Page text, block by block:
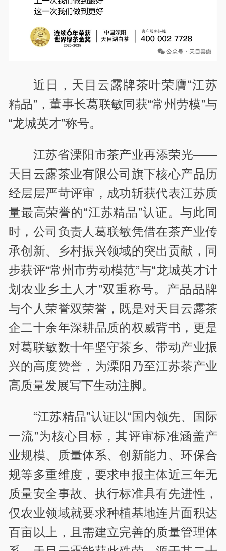
近日，天目云露牌茶叶荣膺“江苏
精品”，董事长葛联敏同获“常州劳模”与
“龙城英才”称号。
江苏省溧阳市茶产业再添荣光——
天目云露茶业有限公司旗下核心产品历
经层层严苛评审，成功斩获代表江苏质
量最高荣誉的“江苏精品”认证。与此同
时，公司负责人葛联敏凭借在茶产业传
承创新、乡村振兴领域的突出贡献，同
步获评“常州市劳动模范”与“龙城英才计
划农业乡土人才”双重称号。产品品牌
与个人荣誉双荣誉，既是对天目云露茶
企二十余年深耕品质的权威背书，更是
对葛联敏数十年坚守茶乡、带动产业振
兴的高度赞誉，为溧阳乃至江苏茶产业
高质量发展写下生动注脚。
“江苏精品”认证以“国内领先、国际
一流”为核心目标，其评审标准涵盖产
业规模、质量体系、创新能力、环保合
规等多重维度，要求申报主体近三年无
质量安全事故、执行标准具有先进性，
仅农业领域就要求种植基地连片面积达
百亩以上，且需建立完善的质量管理体